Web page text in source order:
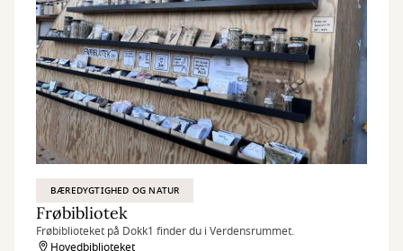
BÆREDYGTIGHED OG NATUR
Frøbibliotek
Frøbiblioteket på Dokk1 finder du i Verdensrummet.
Hovedbiblioteket